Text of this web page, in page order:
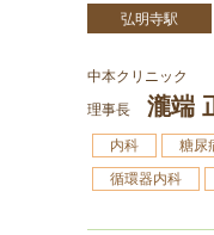
弘明寺駅
中本クリニック
理事長
瀧端
内科 糖尿
循環器内科